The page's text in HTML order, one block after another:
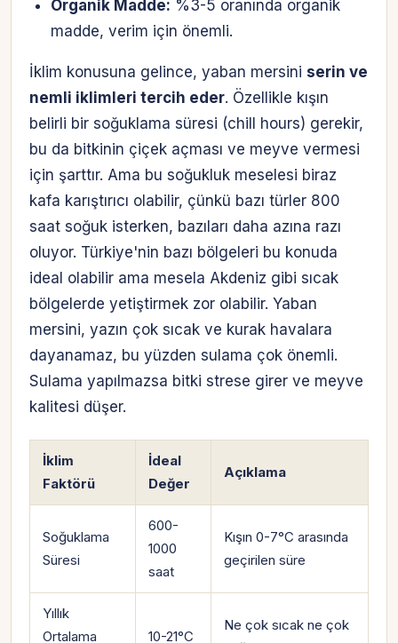
Hesabına giriş yap
Rolüne uygun panelden devam et.
Organik Madde: %3-5 oranında organik
madde, verim için önemli.
İklim konusuna gelince, yaban mersini serin ve
nemli iklimleri tercih eder. Özellikle kışın
belirli bir soğuklama süresi (chill hours) gerekir,
bu da bitkinin çiçek açması ve meyve vermesi
için şarttır. Ama bu soğukluk meselesi biraz
kafa karıştırıcı olabilir, çünkü bazı türler 800
saat soğuk isterken, bazıları daha azına razı
oluyor. Türkiye'nin bazı bölgeleri bu konuda
ideal olabilir ama mesela Akdeniz gibi sıcak
bölgelerde yetiştirmek zor olabilir. Yaban
mersini, yazın çok sıcak ve kurak havalara
dayanamaz, bu yüzden sulama çok önemli.
Sulama yapılmazsa bitki strese girer ve meyve
kalitesi düşer.
İklim
Faktörü
İdeal
Değer
Açıklama
Soğuklama
Süresi
600-
1000
saat
Kışın 0-7°C arasında
geçirilen süre
Yıllık
Ortalama
10-21°C
Ne çok sıcak ne çok